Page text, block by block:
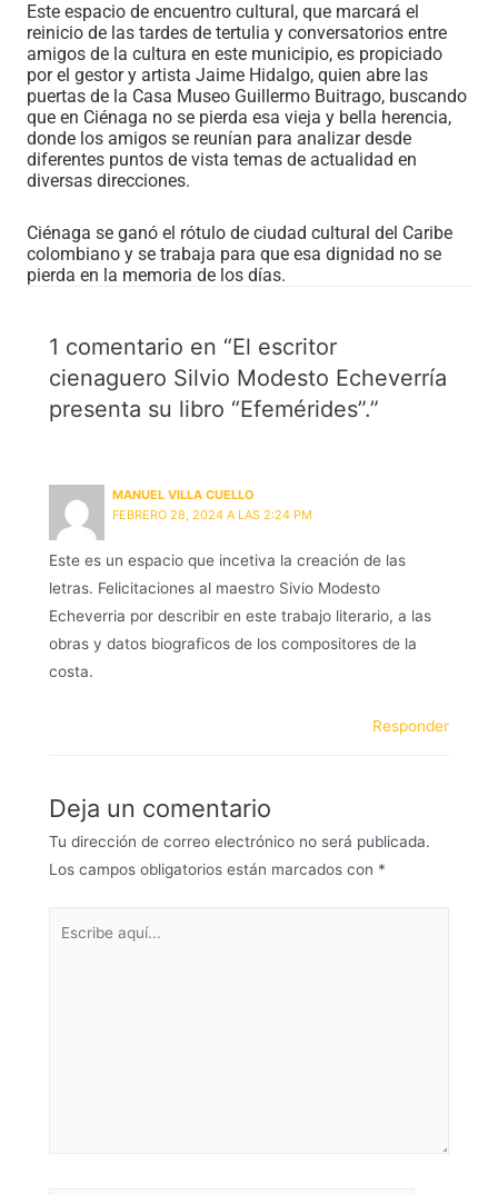
Este espacio de encuentro cultural, que marcará el
reinicio de las tardes de tertulia y conversatorios entre
amigos de la cultura en este municipio, es propiciado
por el gestor y artista Jaime Hidalgo, quien abre las
puertas de la Casa Museo Guillermo Buitrago, buscando
que en Ciénaga no se pierda esa vieja y bella herencia,
donde los amigos se reunían para analizar desde
diferentes puntos de vista temas de actualidad en
diversas direcciones.
Ciénaga se ganó el rótulo de ciudad cultural del Caribe
colombiano y se trabaja para que esa dignidad no se
pierda en la memoria de los días.
1 comentario en “El escritor
cienaguero Silvio Modesto Echeverría
presenta su libro “Efemérides”.”
MANUEL VILLA CUELLO
FEBRERO 28, 2024 A LAS 2:24 PM
Este es un espacio que incetiva la creación de las
letras. Felicitaciones al maestro Sivio Modesto
Echeverria por describir en este trabajo literario, a las
obras y datos biograficos de los compositores de la
costa.
Responder
Deja un comentario
Tu dirección de correo electrónico no será publicada.
Los campos obligatorios están marcados con *